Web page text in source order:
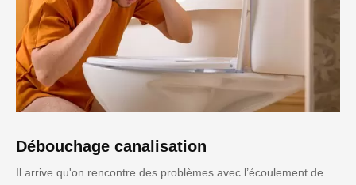
Débouchage canalisation
Il arrive qu'on rencontre des problèmes avec l’écoulement de